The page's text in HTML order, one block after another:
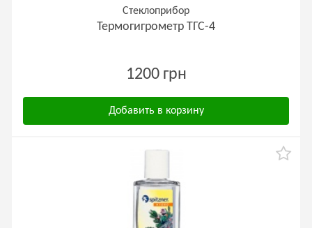
Стеклоприбор
Термогигрометр ТГС-4
1200 грн
Добавить в корзину